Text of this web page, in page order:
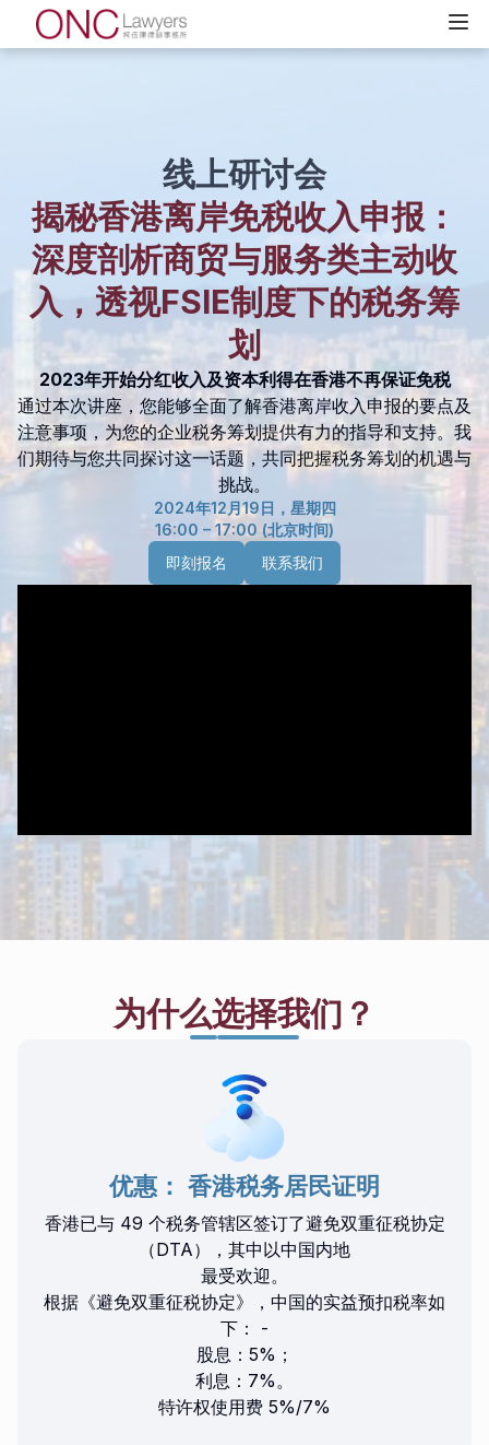
线上研讨会
揭秘香港离岸免税收入申报：
深度剖析商贸与服务类主动收
入，透视FSIE制度下的税务筹
划
2023年开始分红收入及资本利得在香港不再保证免税
通过本次讲座，您能够全面了解香港离岸收入申报的要点及
注意事项，为您的企业税务筹划提供有力的指导和支持。我
们期待与您共同探讨这一话题，共同把握税务筹划的机遇与
挑战。
2024年12月19日，星期四
16:00 – 17:00 (北京时间)
即刻报名
联系我们
为什么选择我们？
优惠： 香港税务居民证明
香港已与 49 个税务管辖区签订了避免双重征税协定
（DTA），其中以中国内地
最受欢迎。
根据《避免双重征税协定》，中国的实益预扣税率如
下： -
股息：5%；
利息：7%。
特许权使用费 5%/7%